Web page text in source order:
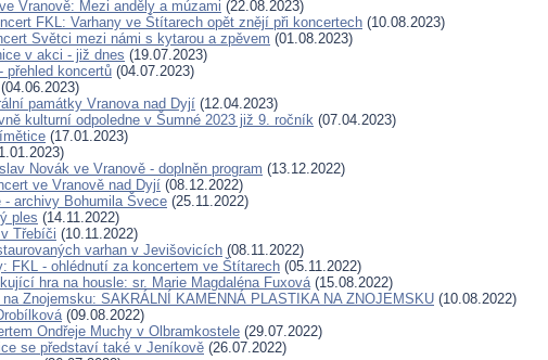
Vranově: Mezi anděly a múzami (22.08.2023)
FKL: Varhany ve Štítarech opět znějí při koncertech (10.08.2023)
Světci mezi námi s kytarou a zpěvem (01.08.2023)
v akci - již dnes (19.07.2023)
přehled koncertů (04.07.2023)
(04.06.2023)
památky Vranova nad Dyjí (12.04.2023)
kulturní odpoledne v Šumné 2023 již 9. ročník (07.04.2023)
(17.01.2023)
Novák ve Vranově - doplněn program (13.12.2022)
ve Vranově nad Dyjí (08.12.2022)
archivy Bohumila Švece (25.11.2022)
ples (14.11.2022)
Třebíči (10.11.2022)
varhan v Jevišovicích (08.11.2022)
FKL - ohlédnutí za koncertem ve Štítarech (05.11.2022)
hra na housle: sr. Marie Magdaléna Fuxová(15.08.2022)
Znojemsku: SAKRÁLNÍ KAMENNÁ PLASTIKA NA ZNOJEMSKU (10.08.2022)
(09.08.2022)
Ondřeje Muchy v Olbramkostele (29.07.2022)
se představí také v Jeníkově (26.07.2022)